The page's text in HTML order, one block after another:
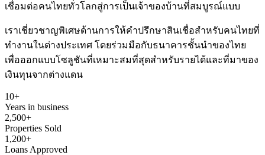
เชื่อมต่อคนไทยทั่วโลกสู่การเป็นเจ้าของบ้านที่สมบูรณ์แบบ
เราเชี่ยวชาญพิเศษด้านการให้คำปรึกษาสินเชื่อสำหรับคนไทยที่
ทำงานในต่างประเทศ โดยร่วมมือกับธนาคารชั้นนำของไทย
เพื่อออกแบบโซลูชันที่เหมาะสมที่สุดสำหรับรายได้และที่มาของ
เงินทุนจากต่างแดน
10+
Years in business
2,500+
Properties Sold
1,200+
Loans Approved